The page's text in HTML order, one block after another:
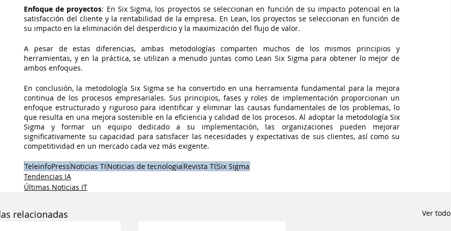
Enfoque de proyectos: En Six Sigma, los proyectos se seleccionan en función de su impacto potencial en la
satisfacción del cliente y la rentabilidad de la empresa. En Lean, los proyectos se seleccionan en función de
su impacto en la eliminación del desperdicio y la maximización del flujo de valor.
A pesar de estas diferencias, ambas metodologías comparten muchos de los mismos principios y
herramientas, y en la práctica, se utilizan a menudo juntas como Lean Six Sigma para obtener lo mejor de
ambos enfoques.
En conclusión, la metodología Six Sigma se ha convertido en una herramienta fundamental para la mejora
continua de los procesos empresariales. Sus principios, fases y roles de implementación proporcionan un
enfoque estructurado y riguroso para identificar y eliminar las causas fundamentales de los problemas, lo
que resulta en una mejora sostenible en la eficiencia y calidad de los procesos. Al adoptar la metodología Six
Sigma y formar un equipo dedicado a su implementación, las organizaciones pueden mejorar
significativamente su capacidad para satisfacer las necesidades y expectativas de sus clientes, así como su
competitividad en un mercado cada vez más exigente.
TeleinfoPress Noticias TI Noticias de tecnologia Revista TISix Sigma
Tendencias IA
Últimas Noticias IT
relacionadas Ver todo